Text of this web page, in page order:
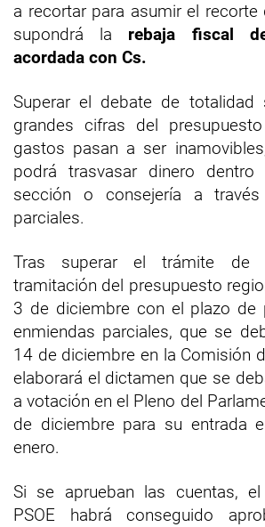
a recortar para asumir el recorte
supondrá la rebaja fiscal
acordada con Cs.
Superar el debate de totalidad
grandes cifras del
gastos pasan a ser
podrá trasvasar dinero
sección o consejería a
parciales.
Tras superar el trámite de
tramitación del presupuesto
3 de diciembre con el plazo de
enmiendas parciales, que se
14 de diciembre en la Comisión
elaborará el dictamen que se
a votación en el Pleno del
de diciembre para su entrada
enero.
Si se aprueban las cuentas, el
PSOE habrá conseguido